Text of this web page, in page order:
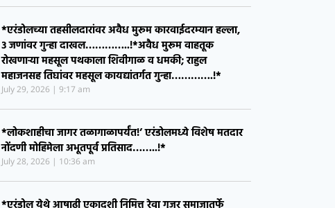
*जिल्ह्याचे पालकमंत्री ना.गुलाबराव पाटील,माजी आमदार
चिमणराव पाटील व विद्यमान आमदार ॲड अमोल पाटील यांच्या
सातत्यपूर्ण पाठपुराव्यामुळे एरंडोल येथे आदिवासी विकास
उपविभागीय कार्यालयास मान्यता ………….!* *एरंडोल,पारोळा
मतदारसंघातील अनुसूचित जमातीच्या नागरिकांना होणार स्थानिक
पातळीवर शासकीय सेवायोजनांचा लाभ………..!*
*एरंडोलच्या तहसीलदारांवर अवैध मुरूम कारवाईदरम्यान हल्ला,
३ जणांवर गुन्हा दाखल…………..!*​अवैध मुरूम वाहतूक
July 29, 2026 9:17 am